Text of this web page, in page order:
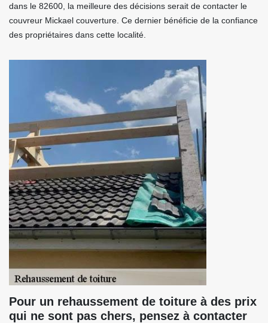
dans le 82600, la meilleure des décisions serait de contacter le
couvreur Mickael couverture. Ce dernier bénéficie de la confiance
des propriétaires dans cette localité.
Pour un rehaussement de toiture à des prix
qui ne sont pas chers, pensez à contacter